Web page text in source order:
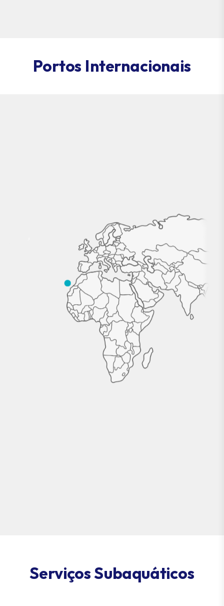
Portos Internacionais
Serviços Subaquáticos